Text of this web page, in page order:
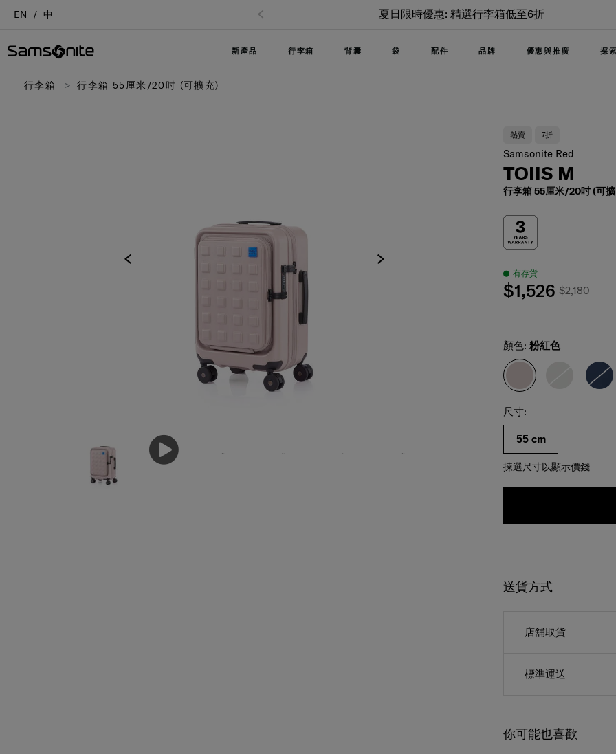
EN 中 夏日限時優惠: 精選行李箱低至6折
新產品 行李箱 背囊 袋 配件 品牌 優惠與推廣 探索
行李箱 行李箱 55厘米/20吋 (可擴充)
只供參考，實際尺碼和顏色可能不同。請於購買
熱賣 7折
Samsonite Red
TOIIS M
行李箱 55厘米/20吋 (可
有存貨
$2,180
$1,526
選擇尺碼
Select
尺寸:
55 cm
揀選尺寸以顯示價錢
Select
顏色:粉紅色
送貨方式
店舖取貨
標準運送
你可能也喜歡